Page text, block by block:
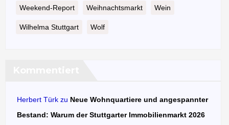
Weekend-Report Weihnachtsmarkt Wein
Wilhelma Stuttgart Wolf
Herbert Türk zu Neue Wohnquartiere und angespannter
Bestand: Warum der Stuttgarter Immobilienmarkt 2026